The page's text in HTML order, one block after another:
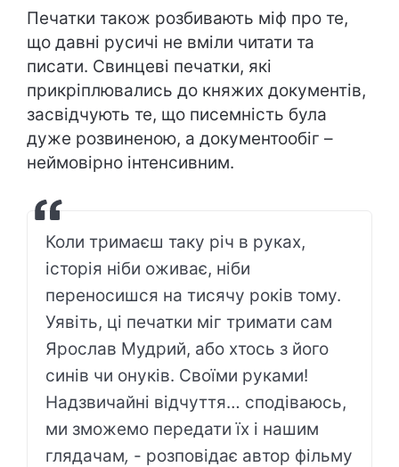
Печатки також розбивають міф про те,
що давні русичі не вміли читати та
писати. Свинцеві печатки, які
прикріплювались до княжих документів,
засвідчують те, що писемність була
дуже розвиненою, а документообіг –
неймовірно інтенсивним.
Коли тримаєш таку річ в руках,
історія ніби оживає, ніби
переносишся на тисячу років тому.
Уявіть, ці печатки міг тримати сам
Ярослав Мудрий, або хтось з його
синів чи онуків. Своїми руками!
Надзвичайні відчуття… сподіваюсь,
ми зможемо передати їх і нашим
глядачам, - розповідає автор фільму